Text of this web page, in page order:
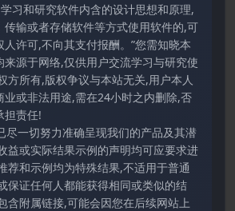
习和研究软件内含的设计思想和原理,
传输或者存储软件等方式使用软件的,可
许可,不向其支付报酬。”您需知晓本
来源于网络,仅供用户交流学习与研究使
方所有,版权争议与本站无关,用户本人
业或非法用途,需在24小时之内删除,否
担责任!
尽一切努力准确呈现我们的产品及其潜
益或实际结果示例的声明均可应要求进
荐和示例均为特殊结果,不适用于普通
保证任何人都能获得相同或类似的结
含附属链接,可能会因您在后续网站上